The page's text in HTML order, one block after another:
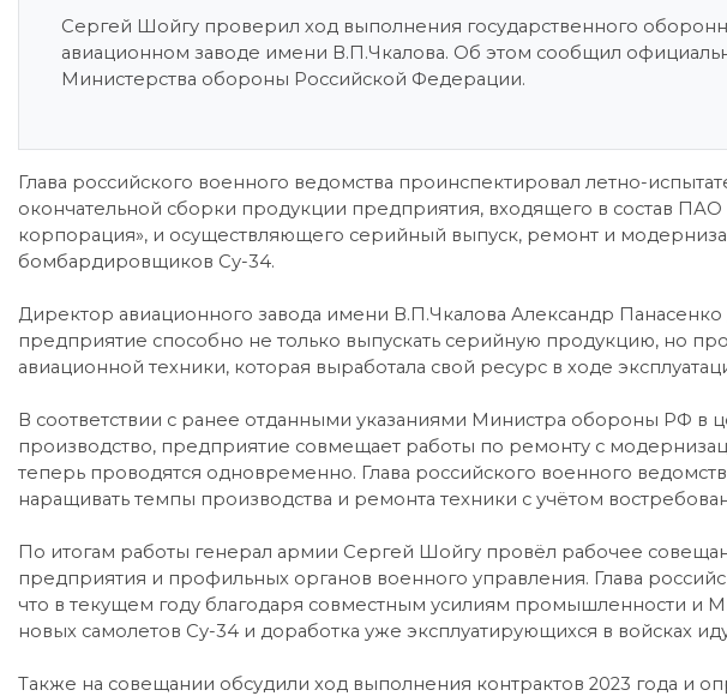
Сергей Шойгу проверил ход выполнения государственного
авиационном заводе имени В.П.Чкалова. Об этом сообщил
Министерства обороны Российской Федерации.
Глава российского военного ведомства проинспектировал летно-
окончательной сборки продукции предприятия, входящего в состав ПАО
корпорация», и осуществляющего серийный выпуск, ремонт и
бомбардировщиков Су-34.
Директор авиационного завода имени В.П.Чкалова Александр
предприятие способно не только выпускать серийную продукцию, но
авиационной техники, которая выработала свой ресурс в ходе
В соответствии с ранее отданными указаниями Министра обороны РФ в
производство, предприятие совмещает работы по ремонту с
теперь проводятся одновременно. Глава российского военного
наращивать темпы производства и ремонта техники с учётом
По итогам работы генерал армии Сергей Шойгу провёл рабочее
предприятия и профильных органов военного управления. Глава
что в текущем году благодаря совместным усилиям промышленности и
новых самолетов Су-34 и доработка уже эксплуатирующихся в войсках
Также на совещании обсудили ход выполнения контрактов 2023 года и